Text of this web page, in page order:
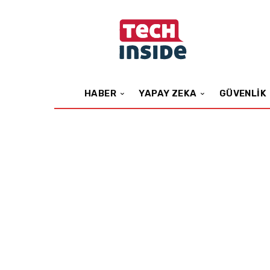
HABER YAPAY ZEKA GÜVENLIK